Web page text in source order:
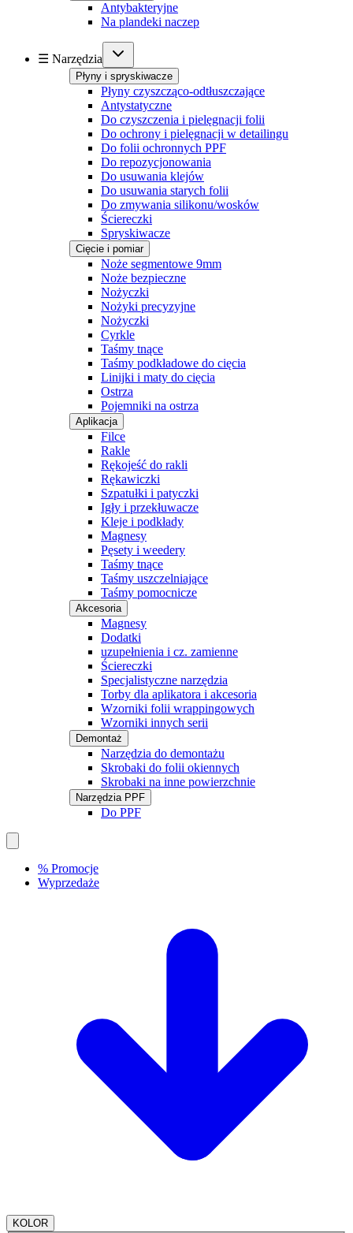
Antybakteryjne
Na plandeki naczep
☰ Narzędzia
Płyny i spryskiwacze
Płyny czyszcząco-odtłuszczające
Antystatyczne
Do czyszczenia i pielęgnacji folii
Do ochrony i pielęgnacji w detailingu
Do folii ochronnych PPF
Do repozycjonowania
Do usuwania klejów
Do usuwania starych folii
Do zmywania silikonu/wosków
Ściereczki
Spryskiwacze
Cięcie i pomiar
Noże segmentowe 9mm
Noże bezpieczne
Nożyczki
Nożyki precyzyjne
Nożyczki
Cyrkle
Taśmy tnące
Taśmy podkładowe do cięcia
Linijki i maty do cięcia
Ostrza
Pojemniki na ostrza
Aplikacja
Filce
Rakle
Rękojeść do rakli
Rękawiczki
Szpatułki i patyczki
Igły i przekłuwacze
Kleje i podkłady
Magnesy
Pęsety i weedery
Taśmy tnące
Taśmy uszczelniające
Taśmy pomocnicze
Akcesoria
Magnesy
Dodatki
uzupełnienia i cz. zamienne
Ściereczki
Specjalistyczne narzędzia
Torby dla aplikatora i akcesoria
Wzorniki folii wrappingowych
Wzorniki innych serii
Demontaż
Narzędzia do demontażu
Skrobaki do folii okiennych
Skrobaki na inne powierzchnie
Narzędzia PPF
Do PPF
% Promocje
Wyprzedaże
KOLOR